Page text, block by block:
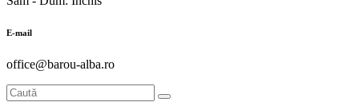
E-mail
office@barou-alba.ro